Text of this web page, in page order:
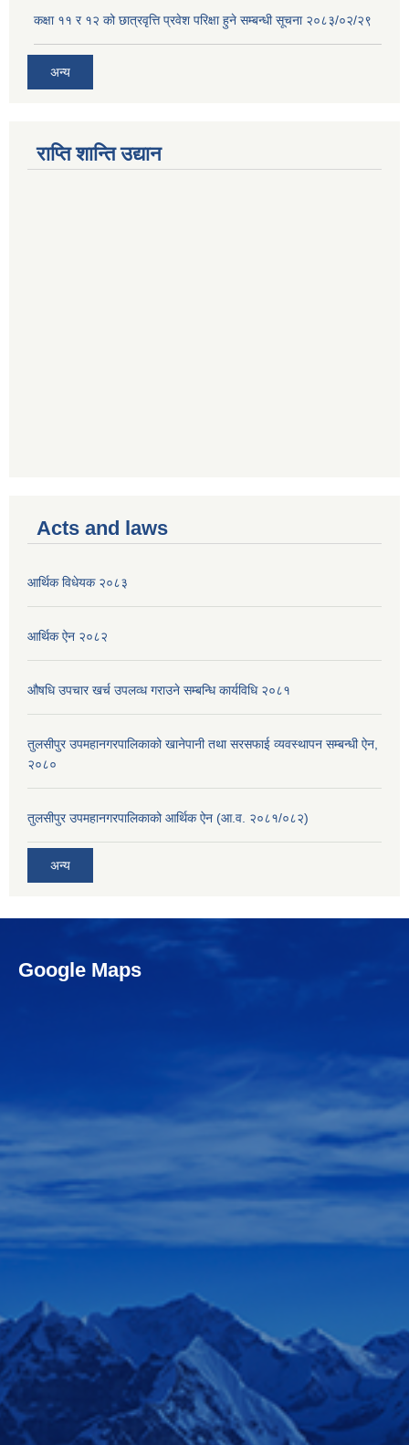
कक्षा ११ र १२ को छात्रवृत्ति प्रवेश परिक्षा हुने सम्बन्धी सूचना २०८३/०२/२९
अन्य
राप्ति शान्ति उद्यान
Acts and laws
आर्थिक विधेयक २०८३
आर्थिक ऐन २०८२
औषधि उपचार खर्च उपलव्ध गराउने सम्बन्धि कार्यविधि २०८१
तुलसीपुर उपमहानगरपालिकाको खानेपानी तथा सरसफाई व्यवस्थापन सम्बन्धी ऐन,
२०८०
तुलसीपुर उपमहानगरपालिकाको आर्थिक ऐन (आ.व. २०८१/०८२)
अन्य
Google Maps